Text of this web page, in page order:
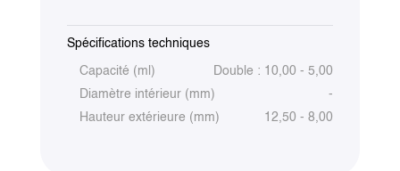
Spécifications techniques
Capacité (ml)
Double : 10,00 - 5,00
Diamètre intérieur (mm)
-
Hauteur extérieure (mm)
12,50 - 8,00